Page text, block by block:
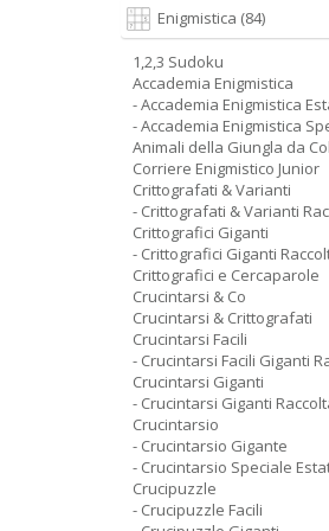
G
RANDI SUDOKU SPECIALE ESTATE N.1
Digitale
1.90 € 3.50 €
Enigmistica (84)
1,2,3 Sudoku
Accademia Enigmistica
- Accademia Enigmistica
- Accademia Enigmistica
Animali della Giungla da
Corriere Enigmistico Junior
Crittografati & Varianti
- Crittografati & Varianti
Crittografici Giganti
- Crittografici Giganti
Crittografici e Cercaparole
Crucintarsi & Co
Crucintarsi & Crittografati
Crucintarsi Facili
- Crucintarsi Facili Giganti
Crucintarsi Giganti
- Crucintarsi Giganti
Crucintarsio
- Crucintarsio Gigante
- Crucintarsio Speciale
Crucipuzzle
- Crucipuzzle Facili